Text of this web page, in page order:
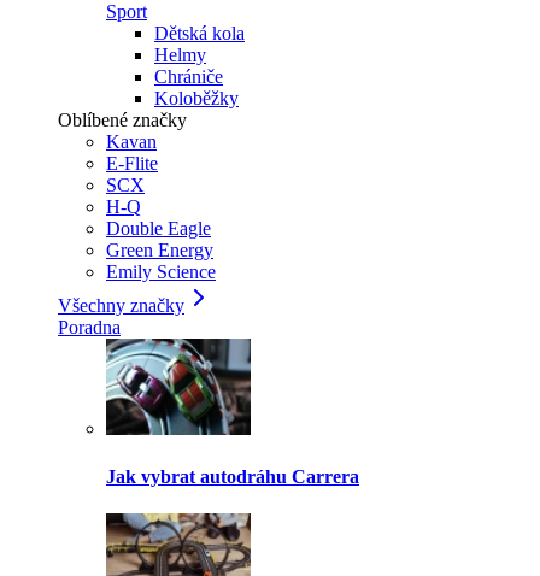
Sport
Dětská kola
Helmy
Chrániče
Koloběžky
Oblíbené značky
Kavan
E-Flite
SCX
H-Q
Double Eagle
Green Energy
Emily Science
Všechny značky
Poradna
Jak vybrat autodráhu Carrera